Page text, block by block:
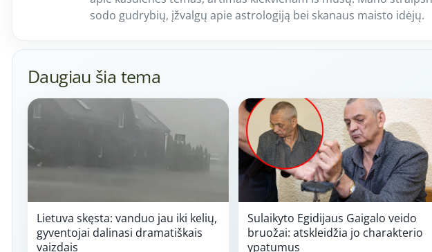
sodo gudrybių, įžvalgų apie astrologiją bei skanaus maisto idėjų.
Daugiau šia tema
Lietuva skęsta: vanduo jau iki kelių,
gyventojai dalinasi dramatiškais
vaizdais
Sulaikyto Egidijaus Gaigalo veido
bruožai: atskleidžia jo charakterio
ypatumus